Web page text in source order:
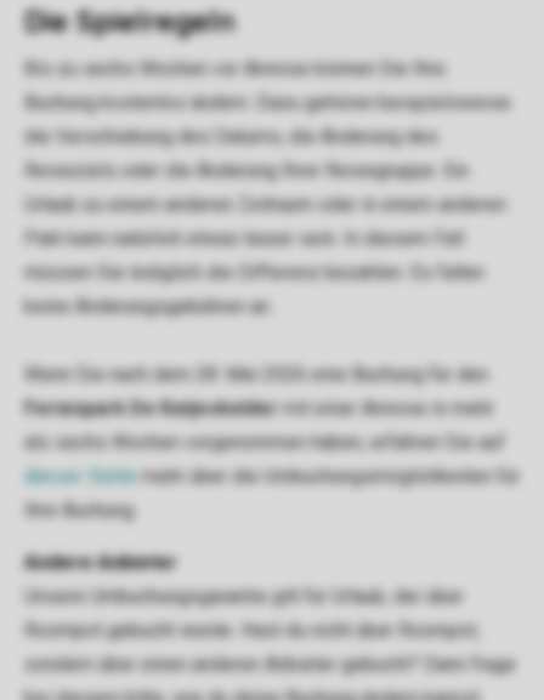
Die Spielregeln
Bis zu sechs Wochen vor Anreise können Sie Ihre
Buchung kostenlos ändern. Dazu gehören beispielsweise
die Verschiebung des Datums, die Änderung des
Reiseziels oder die Änderung Ihrer Reisegruppe. Ein
Urlaub zu einem anderen Zeitraum oder in einem anderen
Park kann natürlich etwas teurer sein. In diesem Fall
müssen Sie lediglich die Differenz bezahlen. Es fallen
keine Änderungsgebühren an.
Wenn Sie nach dem 28. Mai 2026 eine Buchung für den
Ferienpark De Katjeskelder mit einer Anreise in mehr
als sechs Wochen vorgenommen haben, erfahren Sie auf
dieser Seitemehr über die Umbuchungsmöglichkeiten für
Ihre Buchung.
Andere Anbieter
Unsere Umbuchungsgarantie gilt für Urlaub, der über
Roompot gebucht wurde. Hast du nicht über Roompot,
sondern über einen anderen Anbieter gebucht? Dann frage